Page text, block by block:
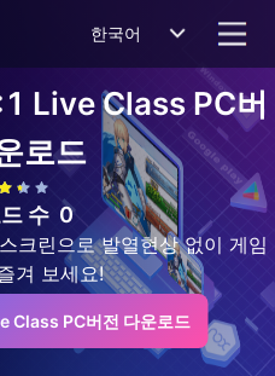
한국어
Live Class PC버
로드
수 0
크린으로 발열현상 없이 게임
겨 보세요!
PC버전 다운로드